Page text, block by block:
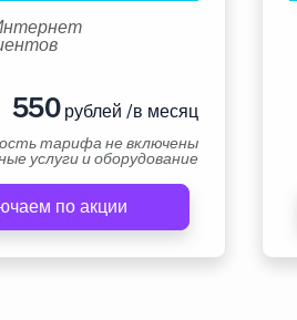
550рублей /в месяц
тарифа не включены
услуги и оборудование
по акции